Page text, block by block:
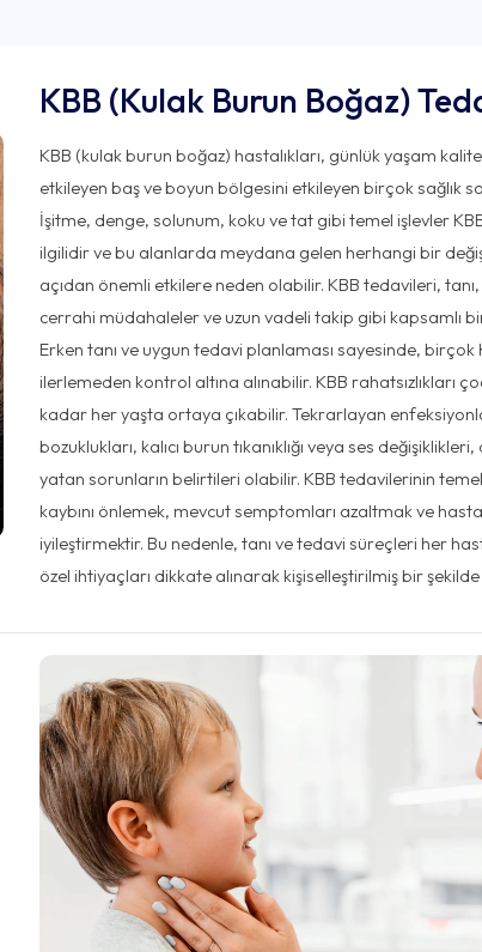
KBB (Kulak Burun Boğaz)
KBB (kulak burun boğaz) hastalıkları, günlük yaşam
etkileyen baş ve boyun bölgesini etkileyen birçok sağlık
İşitme, denge, solunum, koku ve tat gibi temel işlevler
ilgilidir ve bu alanlarda meydana gelen herhangi bir
açıdan önemli etkilere neden olabilir. KBB tedavileri,
cerrahi müdahaleler ve uzun vadeli takip gibi kapsamlı
Erken tanı ve uygun tedavi planlaması sayesinde, birçok
ilerlemeden kontrol altına alınabilir. KBB rahatsızlıkları
kadar her yaşta ortaya çıkabilir. Tekrarlayan
bozuklukları, kalıcı burun tıkanıklığı veya ses
yatan sorunların belirtileri olabilir. KBB tedavilerinin
kaybını önlemek, mevcut semptomları azaltmak ve
iyileştirmektir. Bu nedenle, tanı ve tedavi süreçleri her
özel ihtiyaçları dikkate alınarak kişiselleştirilmiş bir şekilde